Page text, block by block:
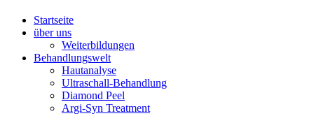
Startseite
über uns
Weiterbildungen
Behandlungswelt
Hautanalyse
Ultraschall-Behandlung
Diamond Peel
Argi-Syn Treatment